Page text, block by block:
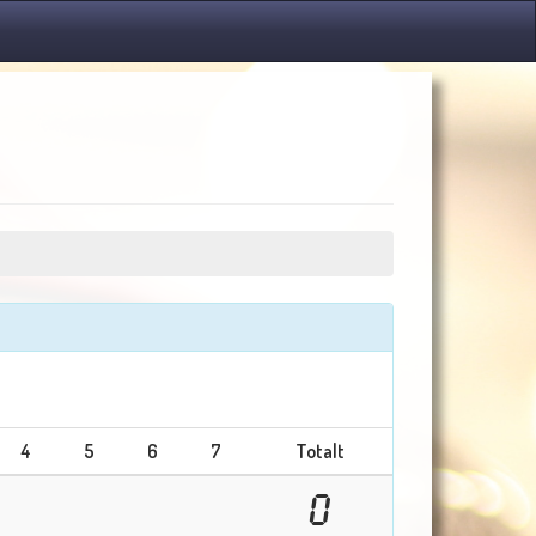
4 5 6 7 Totalt
0